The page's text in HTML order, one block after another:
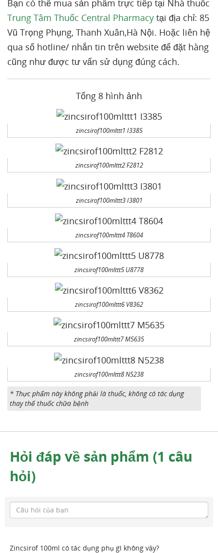
Bạn có thể mua sản phẩm trực tiếp tại Nhà thuốc
Trung Tâm Thuốc Central Pharmacy tại địa chỉ: 85
Vũ Trọng Phụng, Thanh Xuân,Hà Nội. Hoặc liên hệ
qua số hotline/ nhắn tin trên website để đặt hàng
cũng như được tư vấn sử dụng đúng cách.
Tổng 8 hình ảnh
zincsirof100mlttt1 I3385
zincsirof100mlttt2 F2812
zincsirof100mlttt3 I3801
zincsirof100mlttt4 T8604
zincsirof100mlttt5 U8778
zincsirof100mlttt6 V8362
zincsirof100mlttt7 M5635
zincsirof100mlttt8 N5238
* Thực phẩm này không phải là thuốc, không có tác dụng
thay thế thuốc chữa bệnh
Hỏi đáp về sản phẩm (1 câu
hỏi)
Zincsirof 100ml có tác dụng phụ gì không vậy?